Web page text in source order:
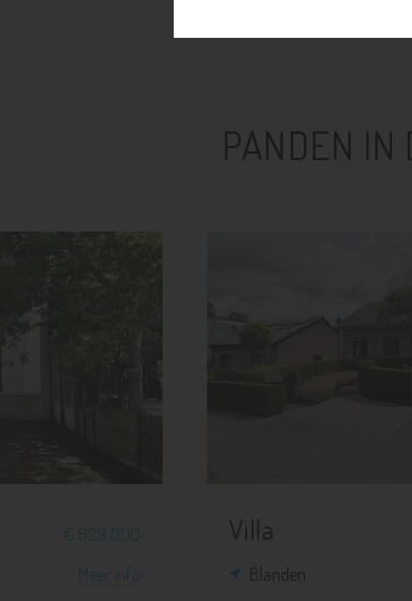
PANDEN IN
€ 629.000
Meer info
Villa
Blanden